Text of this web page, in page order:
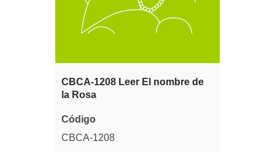
CBCA-1208 Leer El nombre de
la Rosa
Código
CBCA-1208